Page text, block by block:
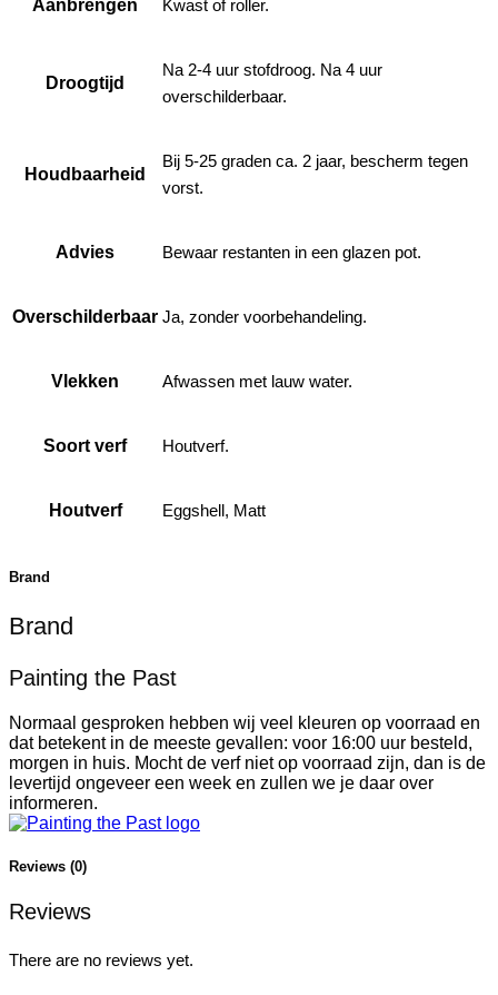
Aanbrengen Kwast of roller.
Droogtijd
Na 2-4 uur stofdroog. Na 4 uur
overschilderbaar.
Houdbaarheid
Bij 5-25 graden ca. 2 jaar, bescherm tegen
vorst.
Advies Bewaar restanten in een glazen pot.
Overschilderbaar Ja, zonder voorbehandeling.
Vlekken Afwassen met lauw water.
Soort verf Houtverf.
Houtverf Eggshell, Matt
Brand
Brand
Painting the Past
Normaal gesproken hebben wij veel kleuren op voorraad en
dat betekent in de meeste gevallen: voor 16:00 uur besteld,
morgen in huis. Mocht de verf niet op voorraad zijn, dan is de
levertijd ongeveer een week en zullen we je daar over
informeren.
Reviews (0)
Reviews
There are no reviews yet.